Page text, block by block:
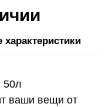
50л
ваши вещи от